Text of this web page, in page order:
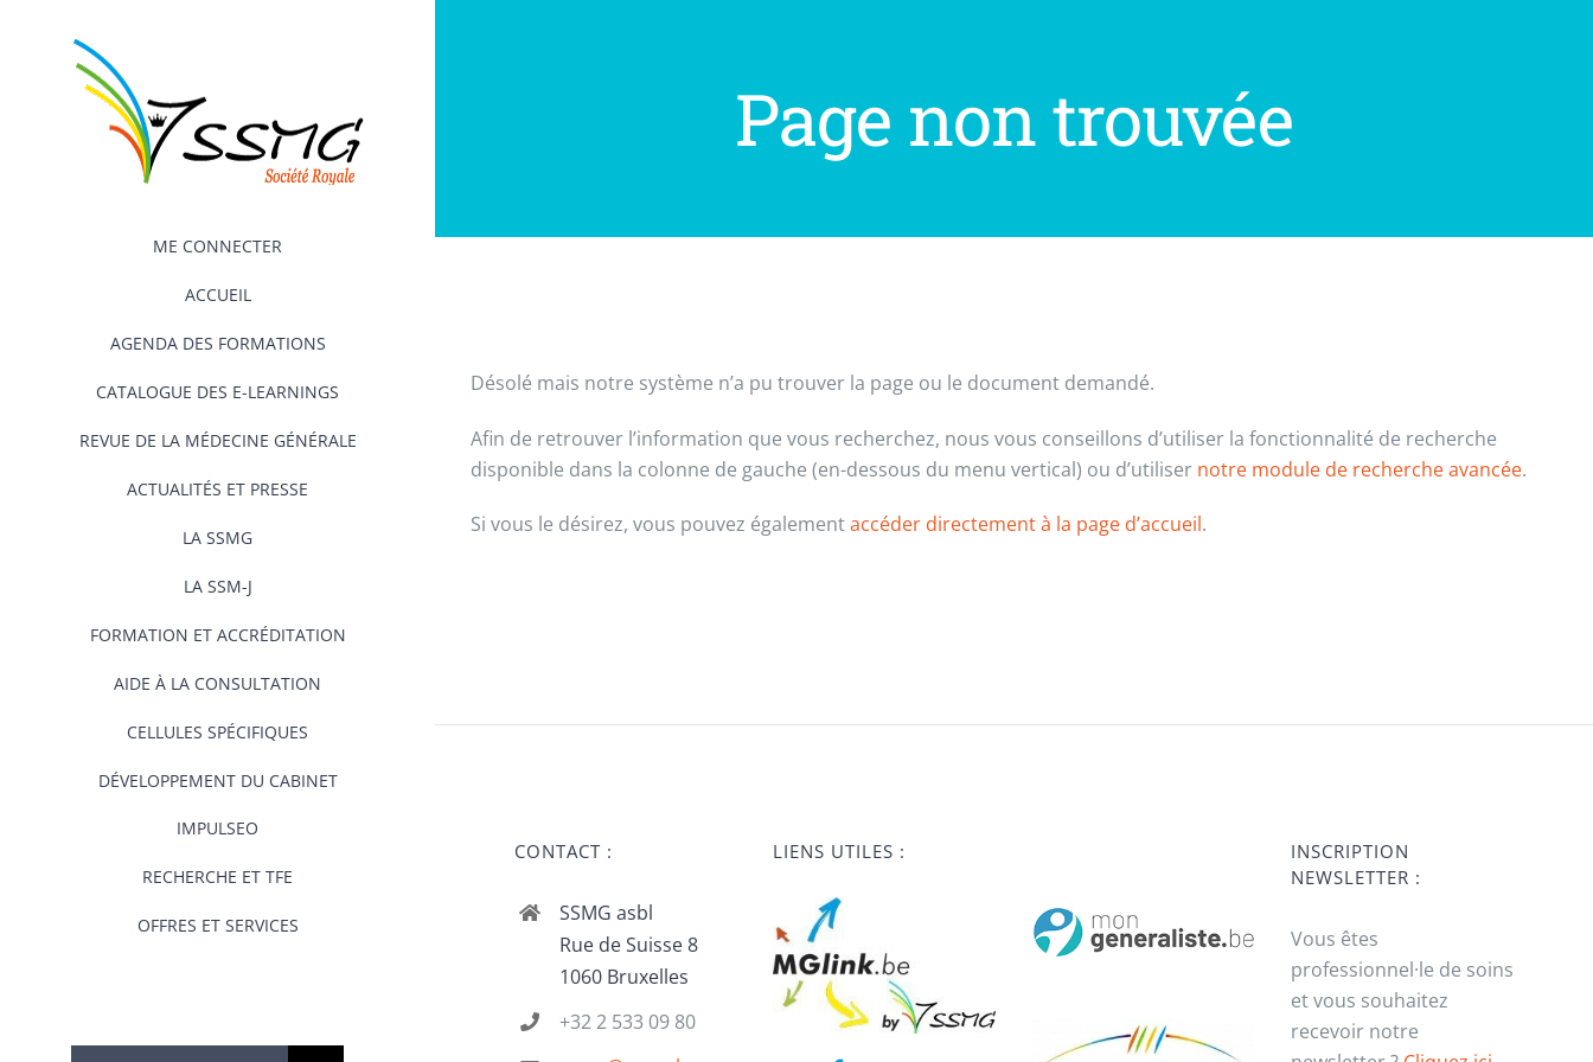
ME CONNECTER
ACCUEIL
AGENDA DES FORMATIONS
CATALOGUE DES E-LEARNINGS
REVUE DE LA MÉDECINE GÉNÉRALE
ACTUALITÉS ET PRESSE
LA SSMG
LA SSM-J
FORMATION ET ACCRÉDITATION
AIDE À LA CONSULTATION
CELLULES SPÉCIFIQUES
DÉVELOPPEMENT DU CABINET
IMPULSEO
RECHERCHE ET TFE
OFFRES ET SERVICES
Page non trouvée
Désolé mais notre système n’a pu trouver la page ou le document demandé.
Afin de retrouver l’information que vous recherchez, nous vous conseillons d’utiliser la fonctionnalité de recherche
disponible dans la colonne de gauche (en-dessous du menu vertical) ou d’utiliser notre module de recherche avancée.
Si vous le désirez, vous pouvez égalementaccéder directement à la page d’accueil.
CONTACT :
SSMG asbl
Rue de Suisse 8
1060 Bruxelles
+32 2 533 09 80
LIENS UTILES :
INSCRIPTION
NEWSLETTER :
Vous êtes
professionnel·le de soins
et vous souhaitez
recevoir notre